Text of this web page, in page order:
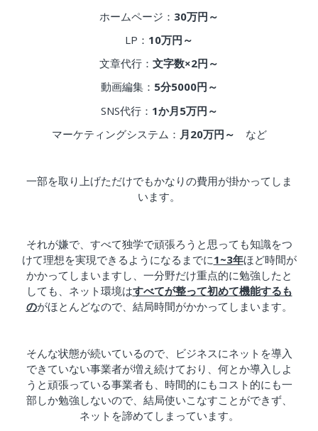
ホームページ： 30万円～
LP： 10万円～
文章代行： 文字数×2円～
動画編集： 5分5000円～
SNS代行： 1か月5万円～
マーケティングシステム： 月20万円～ など
一部を取り上げただけでもかなりの費用が掛かってしま
います。
それが嫌で、すべて独学で頑張ろうと思っても知識をつ
けて理想を実現できるようになるまでに1~3年ほど時間が
かかってしまいますし、一分野だけ重点的に勉強したと
しても、ネット環境はすべてが整って初めて機能するも
のがほとんどなので、結局時間がかかってしまいます。
そんな状態が続いているので、ビジネスにネットを導入
できていない事業者が増え続けており、何とか導入しよ
うと頑張っている事業者も、時間的にもコスト的にも一
部しか勉強しないので、結局使いこなすことができず、
ネットを諦めてしまっています。